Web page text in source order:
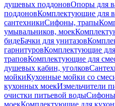
душевых поддоновОпоры для
поддоновКомплектующие для
сантехникиСифоны, трапы
умывальников, моек
бидеБачки для унитазов
гарнитуровКомплектующие
траповКомплектующие для
душевых кабин, уголков
мойкиКухонные мойки со
кухонных моекИзмельчители
очистки питьевой водыСифоны
моекКомплектующие для